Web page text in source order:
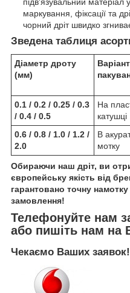
підв'язувальний матеріал
маркування, фіксації та
чорний дріт швидко згниває
Зведена таблиця
Діаметр дроту
(мм)
Варіант
0.1 / 0.2 / 0.25 / 0.3
/ 0.4 / 0.5
На
катушці
0.6 / 0.8 / 1.0 / 1.2 /
2.0
В
мотку
Обираючи наш дріт, ви
європейську якість від
гарантовано точну
замовлення!
Телефонуйте нам
або пишіть нам на
Чекаємо Ваших заявок!